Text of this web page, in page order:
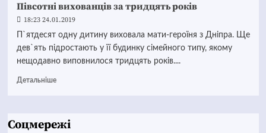
Півсотні вихованців за тридцять років
18:23 24.01.2019
П`ятдесят одну дитину виховала мати-героїня з Дніпра. Ще
дев`ять підростають у її будинку сімейного типу, якому
нещодавно виповнилося тридцять років....
Детальніше
Соцмережі